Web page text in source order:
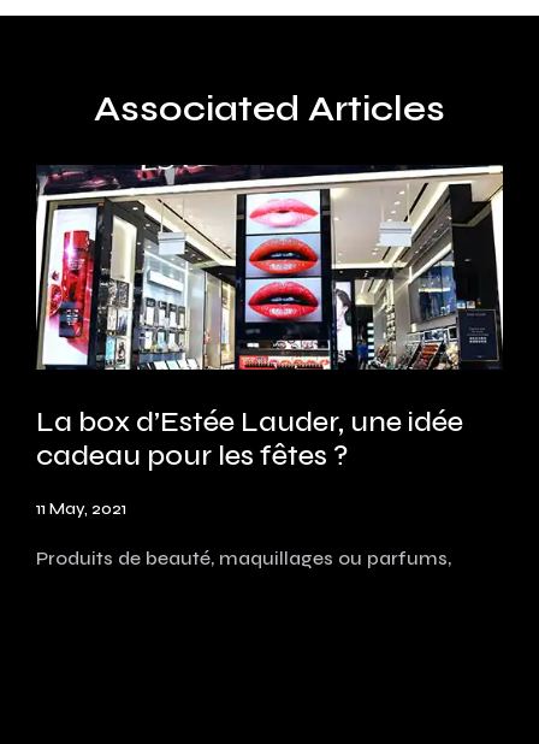
Associated Articles
La box d’Estée Lauder, une idée
cadeau pour les fêtes ?
11 May, 2021
Produits de beauté, maquillages ou parfums,